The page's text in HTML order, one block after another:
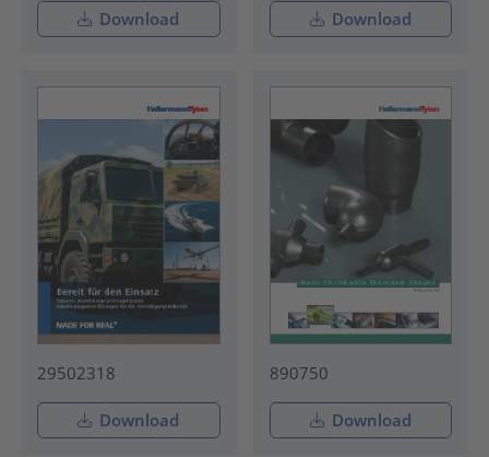
Download Download
29502318
Download
890750
Download